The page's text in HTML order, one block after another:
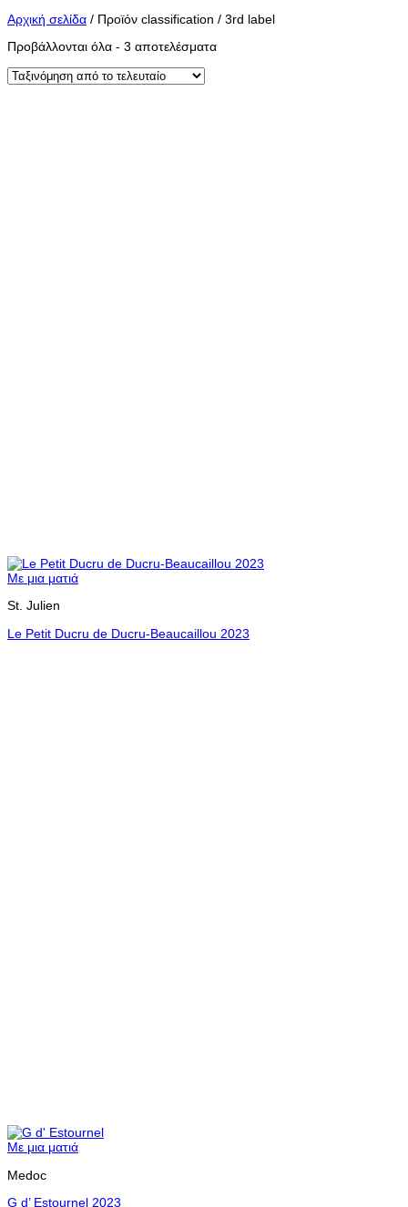
Αρχική σελίδα / Προϊόν classification / 3rd label
Προβάλλονται όλα - 3 αποτελέσματαSorted
Με μια ματιά
St. Julien
Le Petit Ducru de Ducru-Beaucaillou 2023
Με μια ματιά
Medoc
G d’ Estournel 2023